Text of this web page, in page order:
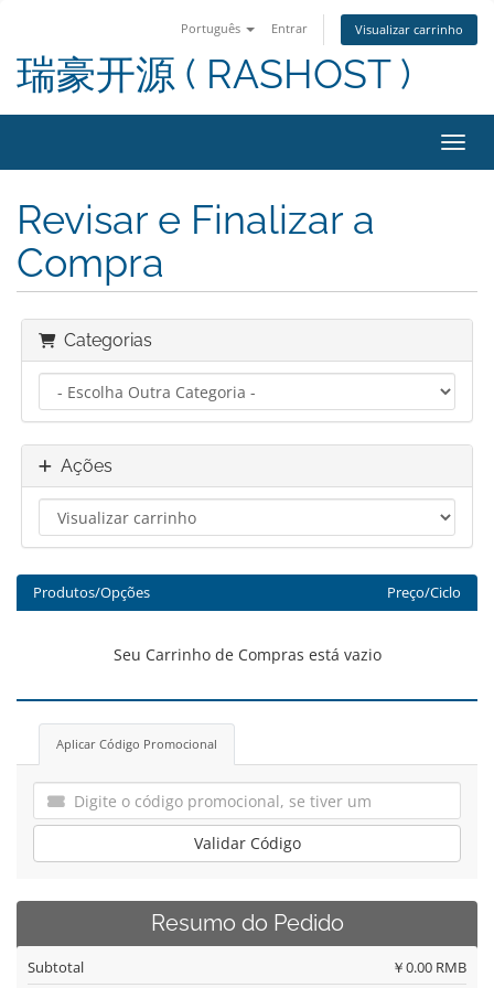
Português Entrar Visualizar carrinho
瑞豪开源 ( RASHOST )
Revisar e Finalizar a
Compra
Categorias
Ações
Produtos/Opções Preço/Ciclo
Seu Carrinho de Compras está vazio
Aplicar Código Promocional
Validar Código
Resumo do Pedido
Subtotal ￥0.00 RMB